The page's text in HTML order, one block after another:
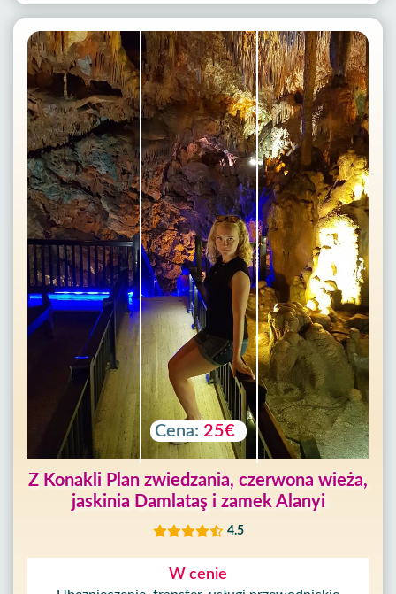
Cena: 25€
Z Konakli Plan zwiedzania, czerwona wieża,
jaskinia Damlataş i zamek Alanyi
4.5
W cenie